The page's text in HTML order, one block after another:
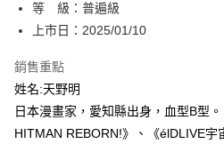
１．於結帳方式選擇「AFTEE先享後付」
結帳頁面，進行簡訊認證並確認金額後，
２．訂單成立數日內，您將收到繳費通知簡
ATM／網路銀行／等多元方式進行付款，
※ 請注意：結帳手續完成當下不需立刻繳
購買商品的店家。未經商家同意取消之訂
後付繳納相關費用。
※ 交易是否成功請以「AFTEE先享後付 」
付款後全家取貨
每筆NT$80，滿NT$500(含以上)免運
付款後萊爾富取貨
等 級：普遍級
上市日：2025/01/10
銷售重點
姓名:天野明
日本漫畫家，愛知縣出身，血型B型
HITMAN REBORN!》、《élDLIVE宇